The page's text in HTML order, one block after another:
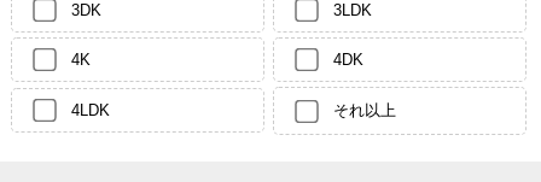
3DK 3LDK
4K 4DK
4LDK それ以上